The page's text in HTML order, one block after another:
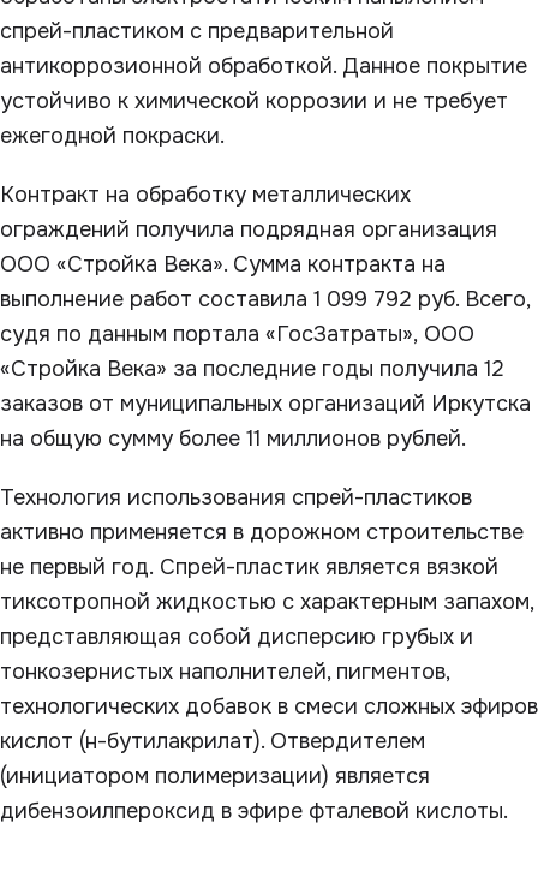
спрей-пластиком с предварительной
антикоррозионной обработкой. Данное покрытие
устойчиво к химической коррозии и не требует
ежегодной покраски.
Контракт на обработку металлических
ограждений получила подрядная организация
ООО «Стройка Века». Сумма контракта на
выполнение работ составила 1 099 792 руб. Всего,
судя по данным портала «ГосЗатраты», ООО
«Стройка Века» за последние годы получила 12
заказов от муниципальных организаций Иркутска
на общую сумму более 11 миллионов рублей.
Технология использования спрей-пластиков
активно применяется в дорожном строительстве
не первый год. Спрей-пластик является вязкой
тиксотропной жидкостью с характерным запахом,
представляющая собой дисперсию грубых и
тонкозернистых наполнителей, пигментов,
технологических добавок в смеси сложных эфиров
кислот (н-бутилакрилат). Отвердителем
(инициатором полимеризации) является
дибензоилпероксид в эфире фталевой кислоты.